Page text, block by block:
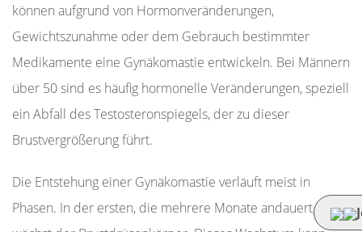
können aufgrund von Hormonveränderungen,
Gewichtszunahme oder dem Gebrauch bestimmter
Medikamente eine Gynäkomastie entwickeln. Bei Männern
über 50 sind es häufig hormonelle Veränderungen, speziell
ein Abfall des Testosteronspiegels, der zu dieser
Brustvergrößerung führt.
Die Entstehung einer Gynäkomastie verläuft meist in
Phasen. In der ersten, die mehrere Monate andauert,